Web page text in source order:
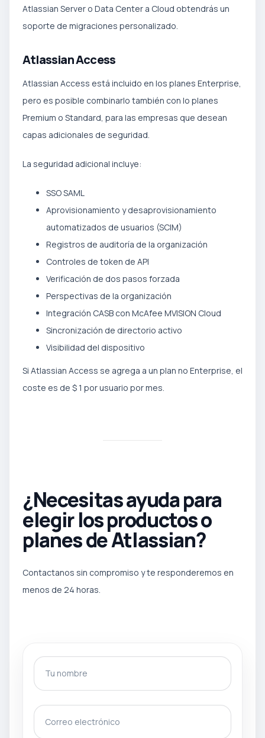
Atlassian Server o Data Center a Cloud obtendrás un
soporte de migraciones personalizado.
Atlassian Access
Atlassian Access está incluido en los planes Enterprise,
pero es posible combinarlo también con lo planes
Premium o Standard, para las empresas que desean
capas adicionales de seguridad.
La seguridad adicional incluye:
SSO SAML
Aprovisionamiento y desaprovisionamiento
automatizados de usuarios (SCIM)
Registros de auditoría de la organización
Controles de token de API
Verificación de dos pasos forzada
Perspectivas de la organización
Integración CASB con McAfee MVISION Cloud
Sincronización de directorio activo
Visibilidad del dispositivo
Si Atlassian Access se agrega a un plan no Enterprise, el
coste es de $ 1 por usuario por mes.
¿Necesitas ayuda para
elegir los productos o
planes de Atlassian?
Contactanos sin compromiso y te responderemos en
menos de 24 horas.
Tu nombre
Correo electrónico